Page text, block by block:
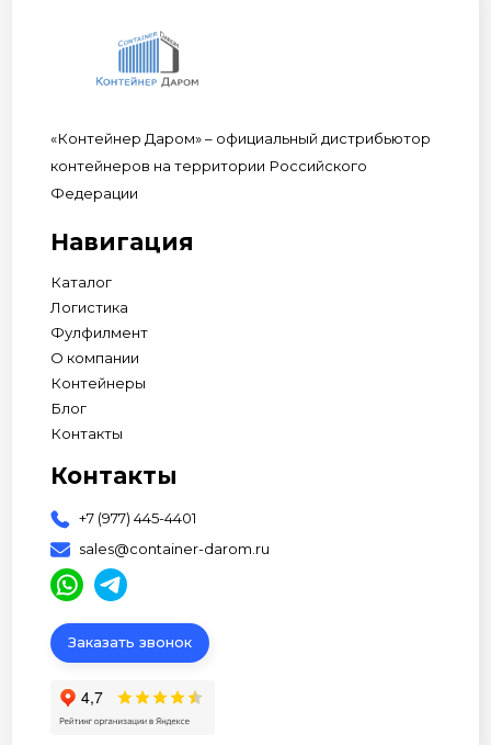
«Контейнер Даром» – официальный дистрибьютор
контейнеров на территории Российского
Федерации
Навигация
Каталог
Логистика
Фулфилмент
О компании
Контейнеры
Блог
Контакты
Контакты
+7 (977) 445-4401
sales@container-darom.ru
Заказать звонок